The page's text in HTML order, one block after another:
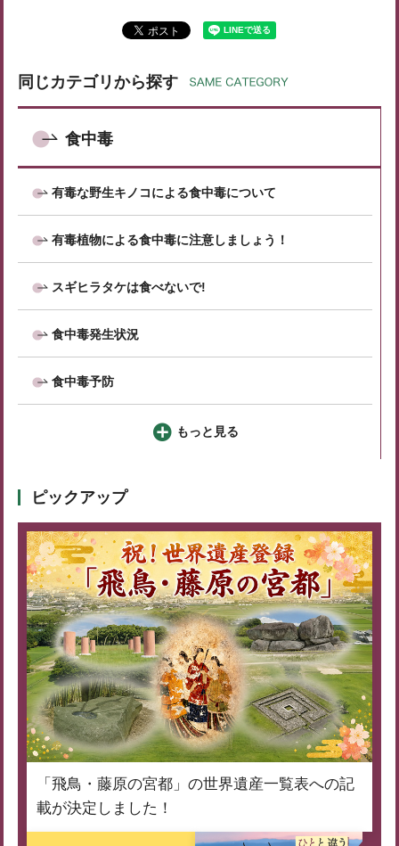
同じカテゴリから探す
食中毒
有毒な野生キノコによる食中毒について
有毒植物による食中毒に注意しましょう！
スギヒラタケは食べないで!
食中毒発生状況
食中毒予防
もっと見る
ピックアップ
「飛鳥・藤原の宮都」の世界遺産一覧表への記
載が決定しました！